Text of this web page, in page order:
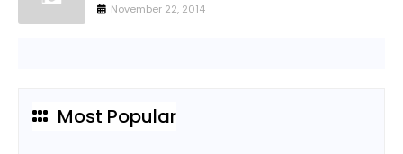
November 22, 2014
Most Popular